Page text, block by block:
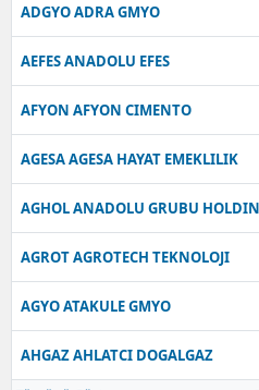
ADGYO ADRA GMYO
AEFES ANADOLU EFES
AFYON AFYON CIMENTO
AGESA AGESA HAYAT EMEKLILIK
AGHOL ANADOLU GRUBU
AGROT AGROTECH TEKNOLOJI
AGYO ATAKULE GMYO
AHGAZ AHLATCI DOGALGAZ